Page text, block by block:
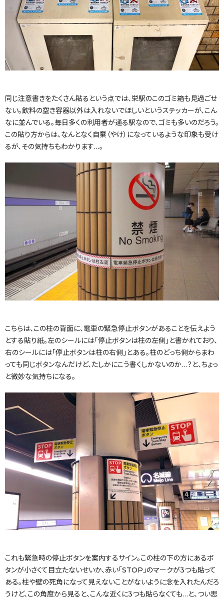
同じ注意書きをたくさん貼るという点では、栄駅のこのゴミ箱も見過ごせ
ない。飲料の空き容器以外は入れないでほしいというステッカーが、こん
なに並んでいる。毎日多くの利用者が通る駅なので、ゴミも多いのだろう。
この貼り方からは、なんとなく自棄（やけ）になっているような印象も受け
るが、その気持ちもわかります…。
こちらは、この柱の背面に、電車の緊急停止ボタンがあることを伝えよう
とする貼り紙。左のシールには「停止ボタンは柱の左側」と書かれており、
右のシールには「停止ボタンは柱の右側」とある。柱のどっち側からまわ
っても同じボタンなんだけど、たしかにこう書くしかないのか…？と、ちょっ
と微妙な気持ちになる。
これも緊急時の停止ボタンを案内するサイン。この柱の下の方にあるボ
タンが小さくて目立たないせいか、赤い「STOP」のマークが3つも貼って
ある。柱や壁の死角になって見えないことがないように念を入れたんだろ
うけど、この角度から見ると、こんな近くに3つも貼らなくても…と、つい思